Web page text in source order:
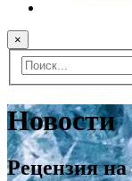
×
Новости
Рецензия